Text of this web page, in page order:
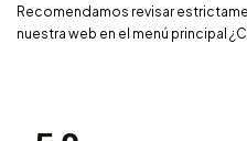
Recomendamos revisar
nuestra web en el menú principal